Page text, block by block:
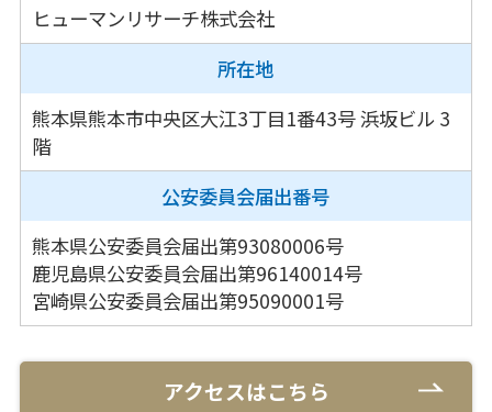
ヒューマンリサーチ株式会社
所在地
熊本県熊本市中央区大江3丁目1番43号浜坂ビル 3
階
公安委員会届出番号
熊本県公安委員会届出第93080006号
鹿児島県公安委員会届出第96140014号
宮崎県公安委員会届出第95090001号
アクセスはこちら